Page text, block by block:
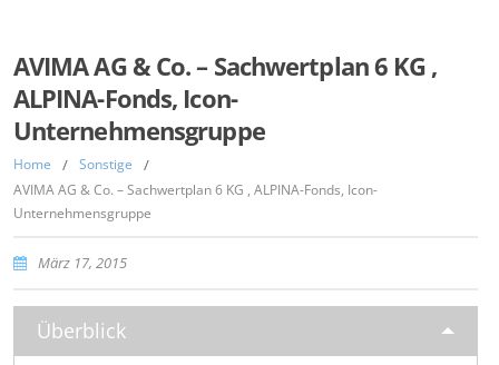
AVIMA AG & Co. – Sachwertplan 6 KG ,
ALPINA-Fonds, Icon-
Unternehmensgruppe
Home / Sonstige /
AVIMA AG & Co. – Sachwertplan 6 KG , ALPINA-Fonds, Icon-
Unternehmensgruppe
März 17, 2015
Überblick